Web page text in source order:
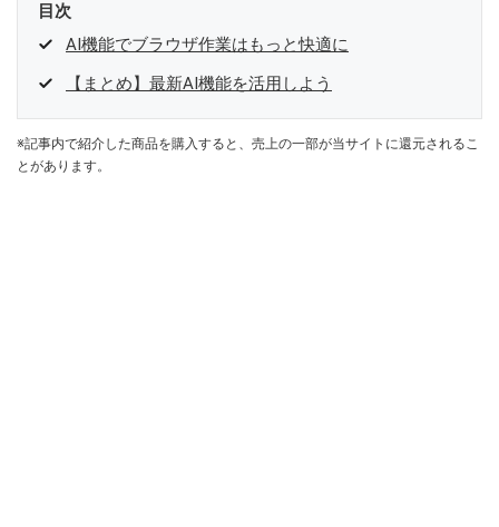
目次
AI機能でブラウザ作業はもっと快適に
【まとめ】最新AI機能を活用しよう
※記事内で紹介した商品を購入すると、売上の一部が当サイトに還元されるこ
とがあります。